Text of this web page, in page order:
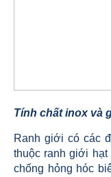
Tính chất inox và
Ranh giới có các
thuộc ranh giới
chống hỏng hóc